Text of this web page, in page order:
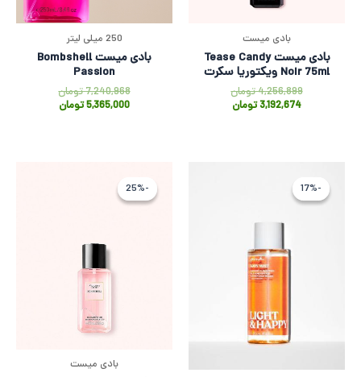
بادی میست
بادی میست Tease Candy
Noir 75ml ویکتوریا سکرت
4,256,899تومان
3,192,674 تومان
250 میلی لیتر
بادی میست Bombshell
Passion
7,240,968تومان
5,365,000تومان
-17%-17%
-25%-25%
بادی میست